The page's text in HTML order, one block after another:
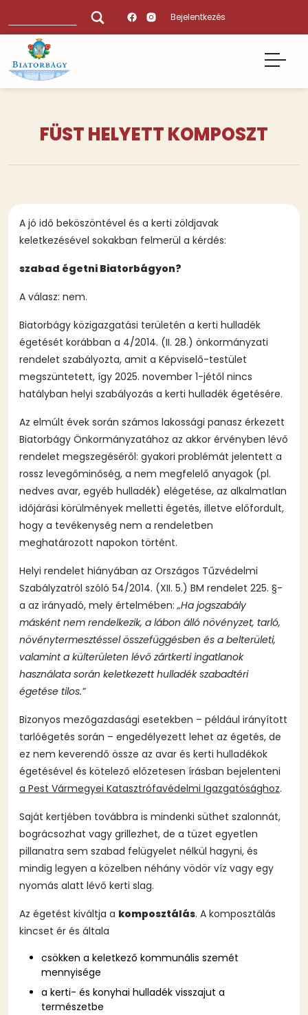
tartalomra
Bejelentkezés
FÜST HELYETT KOMPOSZT
A jó idő beköszöntével és a kerti zöldjavak
keletkezésével sokakban felmerül a kérdés:
szabad égetni Biatorbágyon?
A válasz: nem.
Biatorbágy közigazgatási területén a kerti hulladék
égetését korábban a 4/2014. (II. 28.) önkormányzati
rendelet szabályozta, amit a Képviselő-testület
megszüntetett, így 2025. november 1-jétől nincs
hatályban helyi szabályozás a kerti hulladék égetésére.
Az elmúlt évek során számos lakossági panasz érkezett
Biatorbágy Önkormányzatához az akkor érvényben lévő
rendelet megszegéséről: gyakori problémát jelentett a
rossz levegőminőség, a nem megfelelő anyagok (pl.
nedves avar, egyéb hulladék) elégetése, az alkalmatlan
időjárási körülmények melletti égetés, illetve előfordult,
hogy a tevékenység nem a rendeletben
meghatározott napokon történt.
Helyi rendelet hiányában az Országos Tűzvédelmi
Szabályzatról szóló 54/2014. (XII. 5.) BM rendelet 225. §-
a az irányadó, mely értelmében:„Ha jogszabály
másként nem rendelkezik, a lábon álló növényzet, tarló,
növénytermesztéssel összefüggésben és a belterületi,
valamint a külterületen lévő zártkerti ingatlanok
használata során keletkezett hulladék szabadtéri
égetése tilos.”
Bizonyos mezőgazdasági esetekben – például irányított
tarlóégetés során – engedélyezett lehet az égetés, de
ez nem keverendő össze az avar és kerti hulladékok
égetésével és kötelező előzetesen írásban bejelenteni
a Pest Vármegyei Katasztrófavédelmi Igazgatósághoz.
Saját kertjében továbbra is mindenki süthet szalonnát,
bográcsozhat vagy grillezhet, de a tüzet egyetlen
pillanatra sem szabad felügyelet nélkül hagyni, és
mindig legyen a közelben néhány vödör víz vagy egy
nyomás alatt lévő kerti slag.
Az égetést kiváltja a komposztálás. A komposztálás
kincset ér és általa
csökken a keletkező kommunális szemét
mennyisége
a kerti- és konyhai hulladék visszajut a
természetbe